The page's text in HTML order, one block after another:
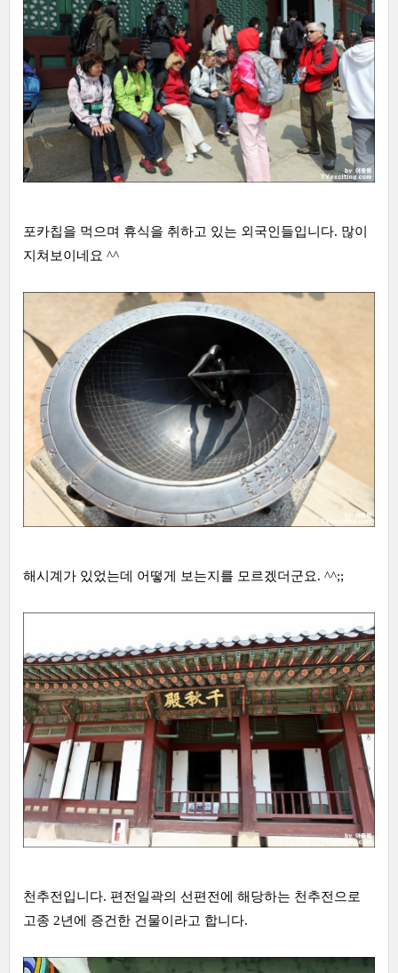
포카칩을 먹으며 휴식을 취하고 있는 외국인들입니다. 많이
지쳐보이네요 ^^
해시계가 있었는데 어떻게 보는지를 모르겠더군요. ^^;;
천추전입니다. 편전일곽의 선편전에 해당하는 천추전으로
고종 2년에 증건한 건물이라고 합니다.